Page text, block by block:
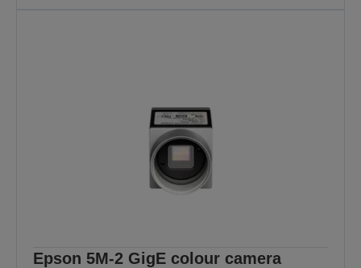
Epson 5M-2 GigE colour camera